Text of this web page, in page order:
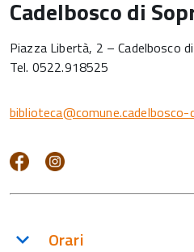
Cadelbosco di
Piazza Libertà, 2 – Cadelbosco
Tel. 0522.918525
Orari